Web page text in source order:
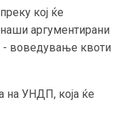
кој ќе
аргументирани
- воведување квоти
на УНДП, која ќе